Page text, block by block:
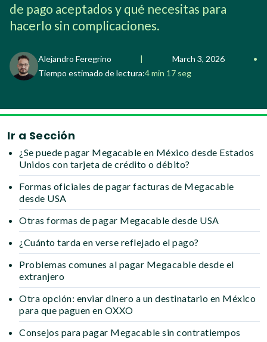
de pago aceptados y qué necesitas para
hacerlo sin complicaciones.
Alejandro Feregrino | March 3, 2026
•
Tiempo estimado de lectura:4 min 17 seg
Ir a Sección
¿Se puede pagar Megacable en México desde Estados
Unidos con tarjeta de crédito o débito?
Formas oficiales de pagar facturas de Megacable
desde USA
Otras formas de pagar Megacable desde USA
¿Cuánto tarda en verse reflejado el pago?
Problemas comunes al pagar Megacable desde el
extranjero
Otra opción: enviar dinero a un destinatario en México
para que paguen en OXXO
Consejos para pagar Megacable sin contratiempos